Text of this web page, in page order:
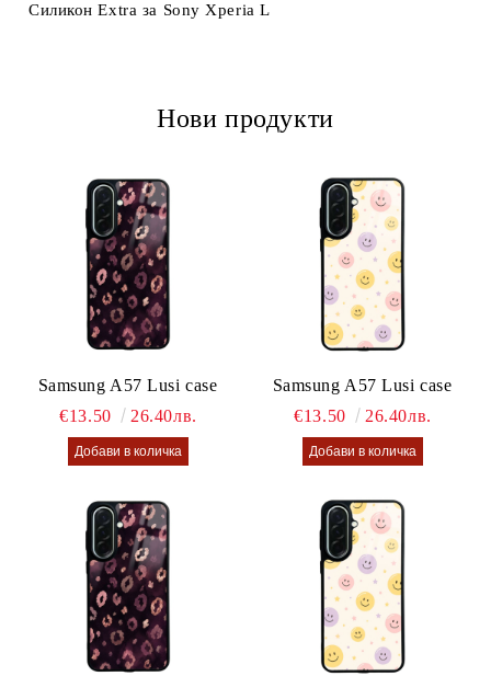
Силикон Extra за Sony Xperia L
Нови продукти
Samsung A57 Lusi case
€13.50
26.40лв.
Samsung A57 Lusi case
€13.50
26.40лв.